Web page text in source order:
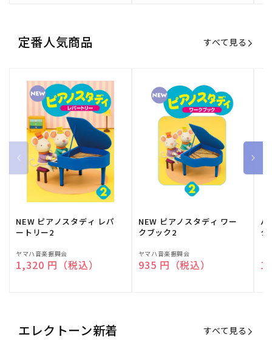
定番人気商品 すべて見る
NEW ピアノスタディ レパ
ートリー2
販
売
ヤマハ音楽振興会
通常価格
1,320 円（税込）
NEW ピアノスタディ ワー
クブック2
販
売
ヤマハ音楽振興会
通常価格
935 円（税込）
バ
ク
売
エレクトーン新着 すべて見る